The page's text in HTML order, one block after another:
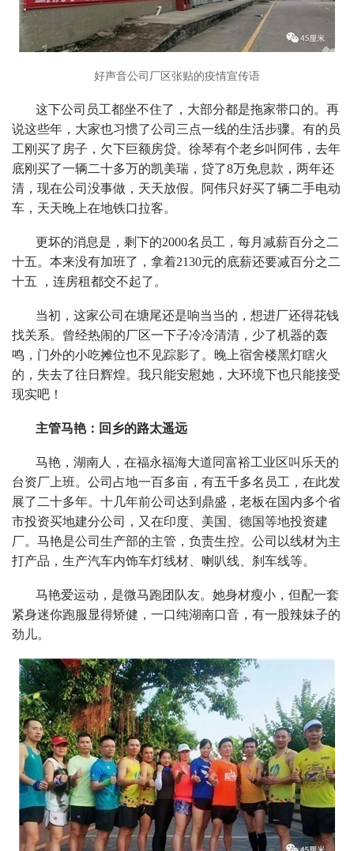
好声音公司厂区张贴的疫情宣传语
这下公司员工都坐不住了，大部分都是拖家带口的。再
说这些年，大家也习惯了公司三点一线的生活步骤。有的员
工刚买了房子，欠下巨额房贷。徐琴有个老乡叫阿伟，去年
底刚买了一辆二十多万的凯美瑞，贷了8万免息款，两年还
清，现在公司没事做，天天放假。阿伟只好买了辆二手电动
车，天天晚上在地铁口拉客。
更坏的消息是，剩下的2000名员工，每月减薪百分之二
十五。本来没有加班了，拿着2130元的底薪还要减百分之二
十五 ，连房租都交不起了。
当初，这家公司在塘尾还是响当当的，想进厂还得花钱
找关系。曾经热闹的厂区一下子冷冷清清，少了机器的轰
鸣，门外的小吃摊位也不见踪影了。晚上宿舍楼黑灯瞎火
的，失去了往日辉煌。我只能安慰她，大环境下也只能接受
现实吧！
主管马艳：回乡的路太遥远
马艳，湖南人，在福永福海大道同富裕工业区叫乐天的
台资厂上班。公司占地一百多亩，有五千多名员工，在此发
展了二十多年。十几年前公司达到鼎盛，老板在国内多个省
市投资买地建分公司，又在印度、美国、德国等地投资建
厂。马艳是公司生产部的主管，负责生控。公司以线材为主
打产品，生产汽车内饰车灯线材、喇叭线、刹车线等。
马艳爱运动，是微马跑团队友。她身材瘦小，但配一套
紧身迷你跑服显得矫健，一口纯湖南口音，有一股辣妹子的
劲儿。